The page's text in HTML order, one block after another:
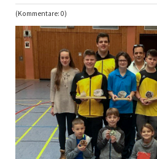
(Kommentare: 0)